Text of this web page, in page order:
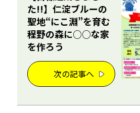
た!!】仁淀ブルーの
聖地“にこ淵”を育む
程野の森に○○な家
を作ろう
次の記事へ